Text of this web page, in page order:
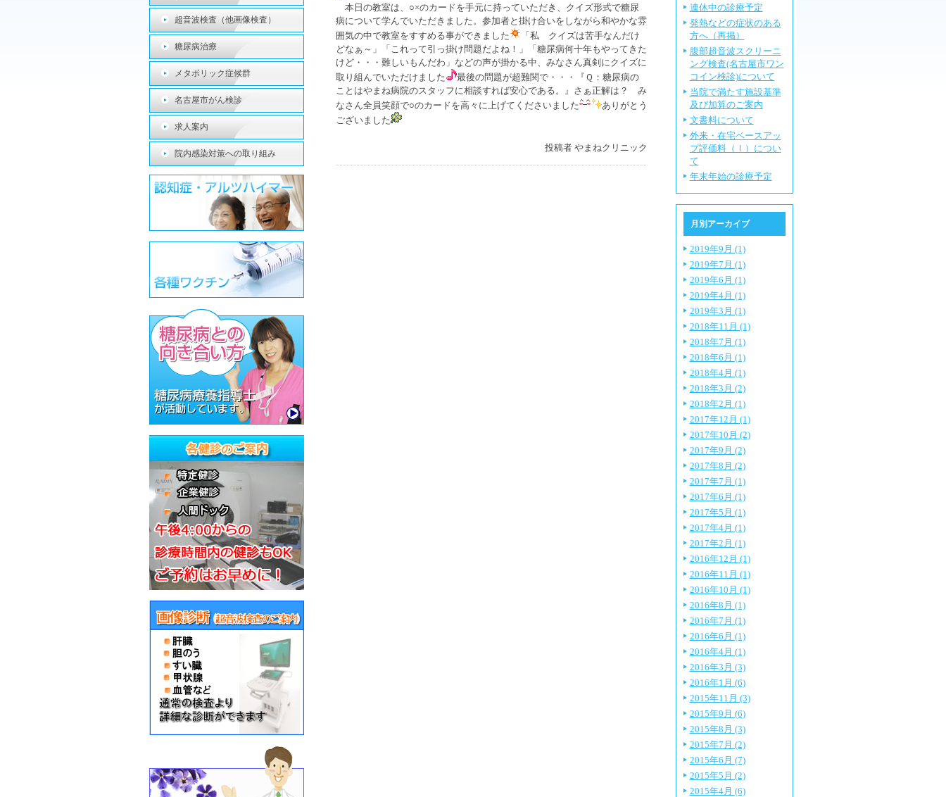
本日の教室は、○×のカードを手元に持っていただき、クイズ形式で糖尿
病について学んでいただきました。参加者と掛け合いをしながら和やかな雰
囲気の中で教室をすすめる事ができました
「私 クイズは苦手なんだけ
どなぁ～」「これって引っ掛け問題だよね！」「糖尿病何十年もやってきた
けど・・・難しいもんだわ」などの声が掛かる中、みなさん真剣にクイズに
取り組んでいただけました
最後の問題が超難関で・・・『Ｑ：糖尿病の
ことはやまね病院のスタッフに相談すれば安心である。』さぁ正解は？ み
なさん全員笑顔で○のカードを高々に上げてくださいました
ありがとう
ございました
投稿者やまねクリニック
連休中の診療予定
発熱などの症状のある
方へ（再掲）
腹部超音波スクリーニ
ング検査(名古屋市ワン
コイン検診)について
当院で満たす施設基準
及び加算のご案内
文書料について
外来・在宅ベースアッ
プ評価料（Ⅰ）につい
て
年末年始の診療予定
月別アーカイブ
2019年9月 (1)
2019年7月 (1)
2019年6月 (1)
2019年4月 (1)
2019年3月 (1)
2018年11月 (1)
2018年7月 (1)
2018年6月 (1)
2018年4月 (1)
2018年3月 (2)
2018年2月 (1)
2017年12月 (1)
2017年10月 (2)
2017年9月 (2)
2017年8月 (2)
2017年7月 (1)
2017年6月 (1)
2017年5月 (1)
2017年4月 (1)
2017年2月 (1)
2016年12月 (1)
2016年11月 (1)
2016年10月 (1)
2016年8月 (1)
2016年7月 (1)
2016年6月 (1)
2016年4月 (1)
2016年3月 (3)
2016年1月 (6)
2015年11月 (3)
2015年9月 (6)
2015年8月 (3)
2015年7月 (2)
2015年6月 (7)
2015年5月 (2)
2015年4月 (6)
超音波検査（他画像検査）
糖尿病治療
メタボリック症候群
名古屋市がん検診
求人案内
院内感染対策への取り組み